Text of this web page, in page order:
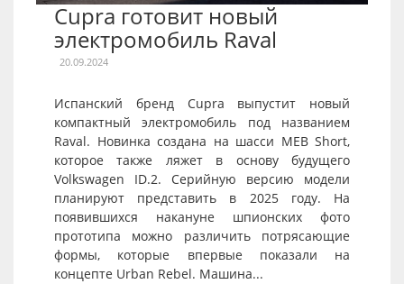
Cupra готовит новый
электромобиль Raval
20.09.2024
Испанский бренд Cupra выпустит новый
компактный электромобиль под названием
Raval. Новинка создана на шасси MEB Short,
которое также ляжет в основу будущего
Volkswagen ID.2. Серийную версию модели
планируют представить в 2025 году. На
появившихся накануне шпионских фото
прототипа можно различить потрясающие
формы, которые впервые показали на
концепте Urban Rebel. Машина...